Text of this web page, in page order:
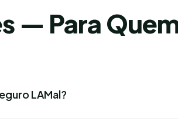
— Para
LAMal?